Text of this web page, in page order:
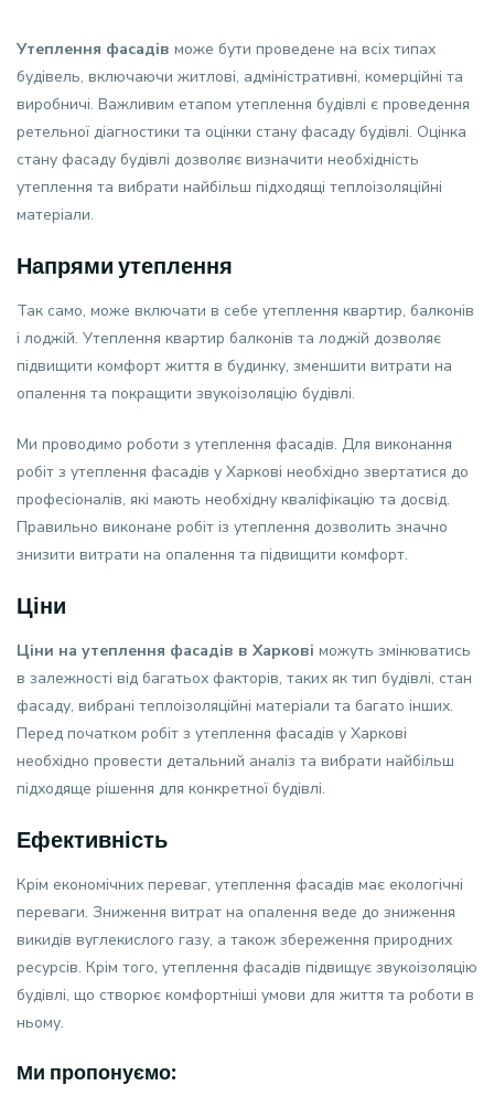
Утеплення фасадів може бути проведене на всіх типах
будівель, включаючи житлові, адміністративні, комерційні та
виробничі. Важливим етапом утеплення будівлі є проведення
ретельної діагностики та оцінки стану фасаду будівлі. Оцінка
стану фасаду будівлі дозволяє визначити необхідність
утеплення та вибрати найбільш підходящі теплоізоляційні
матеріали.
Напрями утеплення
Так само, може включати в себе утеплення квартир, балконів
і лоджій. Утеплення квартир балконів та лоджій дозволяє
підвищити комфорт життя в будинку, зменшити витрати на
опалення та покращити звукоізоляцію будівлі.
Ми проводимо роботи з утеплення фасадів. Для виконання
робіт з утеплення фасадів у Харкові необхідно звертатися до
професіоналів, які мають необхідну кваліфікацію та досвід.
Правильно виконане робіт із утеплення дозволить значно
знизити витрати на опалення та підвищити комфорт.
Ціни
Ціни на утеплення фасадів в Харкові можуть змінюватись
в залежності від багатьох факторів, таких як тип будівлі, стан
фасаду, вибрані теплоізоляційні матеріали та багато інших.
Перед початком робіт з утеплення фасадів у Харкові
необхідно провести детальний аналіз та вибрати найбільш
підходяще рішення для конкретної будівлі.
Ефективність
Крім економічних переваг, утеплення фасадів має екологічні
переваги. Зниження витрат на опалення веде до зниження
викидів вуглекислого газу, а також збереження природних
ресурсів. Крім того, утеплення фасадів підвищує звукоізоляцію
будівлі, що створює комфортніші умови для життя та роботи в
ньому.
Ми пропонуємо: